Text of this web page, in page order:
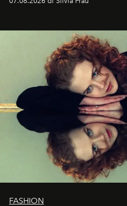
FASHION